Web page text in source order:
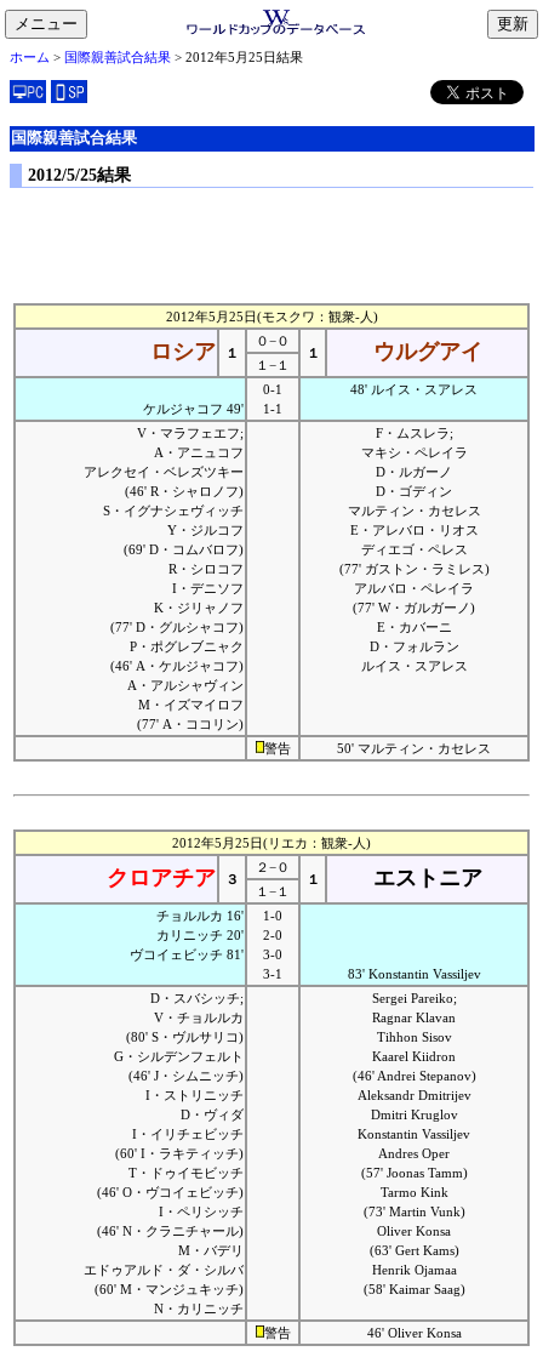
メニュー
toggle
navigation
ホーム > 国際親善試合結果 > 2012年5月25日結果
国際親善試合結果
2012/5/25結果
2012年5月25日(モスクワ：観衆-人)
ロシア １
０−０
１
ウルグアイ
１−１
ケルジャコフ 49'
0-1
1-1
48' ルイス・スアレス
V・マラフェエフ;
A・アニュコフ
アレクセイ・ベレズツキー
(46' R・シャロノフ)
S・イグナシェヴィッチ
Y・ジルコフ
(69' D・コムバロフ)
R・シロコフ
I・デニソフ
K・ジリャノフ
(77' D・グルシャコフ)
P・ポグレブニャク
(46' A・ケルジャコフ)
A・アルシャヴィン
M・イズマイロフ
(77' A・ココリン)
F・ムスレラ;
マキシ・ペレイラ
D・ルガーノ
D・ゴディン
マルティン・カセレス
E・アレバロ・リオス
ディエゴ・ペレス
(77' ガストン・ラミレス)
アルバロ・ペレイラ
(77' W・ガルガーノ)
E・カバーニ
D・フォルラン
ルイス・スアレス
警告 50' マルティン・カセレス
2012年5月25日(リエカ：観衆-人)
クロアチア ３
２−０
１
エストニア
１−１
チョルルカ 16'
カリニッチ 20'
ヴコイェビッチ 81'
1-0
2-0
3-0
3-1
83' Konstantin Vassiljev
D・スバシッチ;
V・チョルルカ
(80' S・ヴルサリコ)
G・シルデンフェルト
(46' J・シムニッチ)
I・ストリニッチ
D・ヴィダ
I・イリチェビッチ
(60' I・ラキティッチ)
T・ドゥイモビッチ
(46' O・ヴコイェビッチ)
I・ペリシッチ
(46' N・クラニチャール)
M・バデリ
エドゥアルド・ダ・シルバ
(60' M・マンジュキッチ)
N・カリニッチ
Sergei Pareiko;
Ragnar Klavan
Tihhon Sisov
Kaarel Kiidron
(46' Andrei Stepanov)
Aleksandr Dmitrijev
Dmitri Kruglov
Konstantin Vassiljev
Andres Oper
(57' Joonas Tamm)
Tarmo Kink
(73' Martin Vunk)
Oliver Konsa
(63' Gert Kams)
Henrik Ojamaa
(58' Kaimar Saag)
警告 46' Oliver Konsa